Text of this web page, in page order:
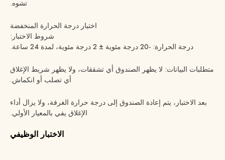
تشوه.
اختبار درجة الحرارة المنخفضة
شروط الاختبار:
درجة الحرارة: -20 درجة مئوية ± 2 درجة مئوية، لمدة 24 ساعة.
متطلبات البيانات: لا يظهر الصندوق أي تشققات، ولا يظهر شريط الإغلاق
أي تصلب أو انكماش.
بعد الاختبار، يتم إعادة الصندوق إلى درجة حرارة الغرفة، ولا يزال أداء
الإغلاق يفي بالمعيار الأولي.
الاختبار الوظيفي